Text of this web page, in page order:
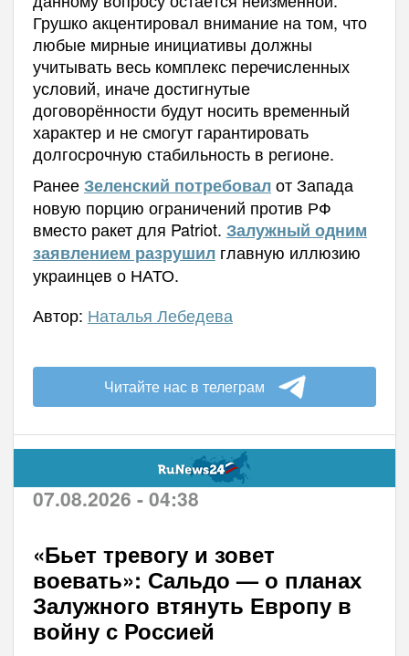
Грушко акцентировал внимание на том, что
любые мирные инициативы должны
учитывать весь комплекс перечисленных
условий, иначе достигнутые
договорённости будут носить временный
характер и не смогут гарантировать
долгосрочную стабильность в регионе.
РанееЗеленский потребовалот Запада
новую порцию ограничений против РФ
вместо ракет для Patriot. Залужный одним
заявлением разрушилглавную иллюзию
украинцев о НАТО.
Автор: Наталья Лебедева
Читайте нас в телеграм
07.08.2026 - 04:38
«Бьет тревогу и зовет
воевать»: Сальдо — о планах
Залужного втянуть Европу в
войну с Россией